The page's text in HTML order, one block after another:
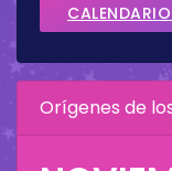
Orígenes de